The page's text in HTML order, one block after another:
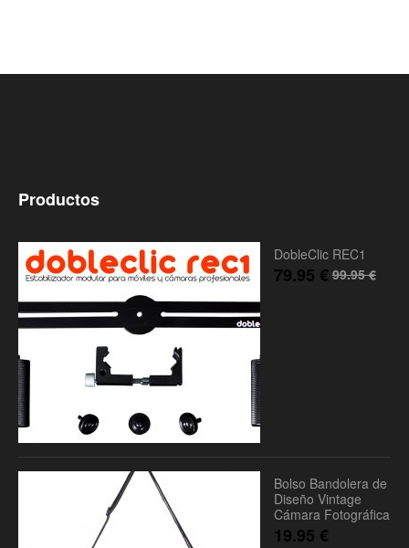
Productos
DobleClic REC1
99.95€
79.95 €
Bolso Bandolera de
Diseño Vintage
Cámara Fotográfica
19.95 €